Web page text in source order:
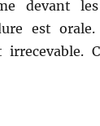
devant
est
irrecev­able.